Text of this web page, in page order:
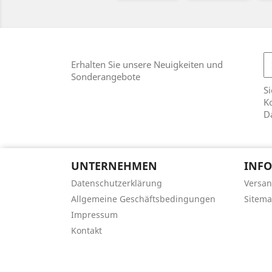
Erhalten Sie unsere Neuigkeiten und
Sonderangebote
UNTERNEHMEN
Datenschutzerklärung
Allgemeine Geschäftsbedingungen
Impressum
Kontakt
INFO